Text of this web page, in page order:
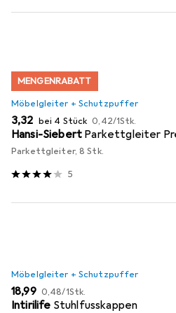
MENGENRABATT
Möbelgleiter + Schutzpuffer
EUR
3,32 bei 4 Stück EUR
0,42/1Stk.
Hansi-Siebert Parkettgleiter
Parkettgleiter, 8 Stk.
5
Möbelgleiter + Schutzpuffer
EUR
18,99 EUR
0,48/1Stk.
Intirilife Stuhlfusskappen